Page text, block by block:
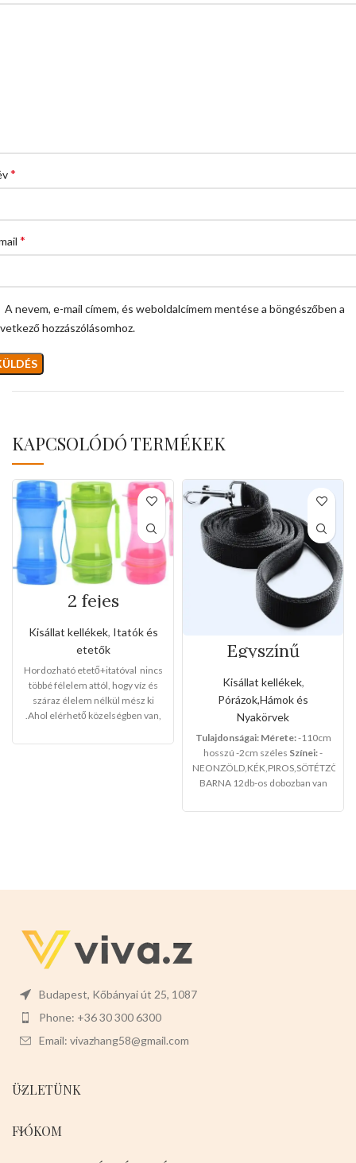
*
*
A nevem, e-mail címem, és weboldalcímem mentése a böngészőben a
hozzászólásomhoz.
KAPCSOLÓDÓ TERMÉKEK
2 fejes
hordozható
etető+itató
Kisállat kellékek, Itatók és
etetők
Hordozható etető+itatóval nincs
többé félelem attól, hogy víz és
száraz élelem nélkül mész ki
.Ahol elérhető közelségben van,
minőség,maximális
Egyszínű
neoprén
kézipóráz
(Közepes méret)
Kisállat kellékek,
Pórázok,Hámok és
Nyakörvek
Tulajdonságai: Mérete:-110cm
hosszú -2cm széles Színei:-
BARNA 12db-os dobozban van
Budapest, Kőbányai út 25, 1087
Phone: +36 30 300 6300
Email: vivazhang58@gmail.com
ÜZLETÜNK
FIÓKOM